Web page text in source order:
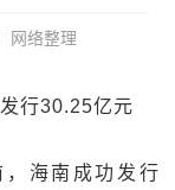
网络整理
行30.25亿元
海南成功发行